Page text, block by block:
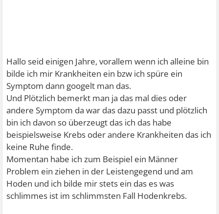
Hallo seid einigen Jahre, vorallem wenn ich alleine bin
bilde ich mir Krankheiten ein bzw ich spüre ein
Symptom dann googelt man das.
Und Plötzlich bemerkt man ja das mal dies oder
andere Symptom da war das dazu passt und plötzlich
bin ich davon so überzeugt das ich das habe
beispielsweise Krebs oder andere Krankheiten das ich
keine Ruhe finde.
Momentan habe ich zum Beispiel ein Männer
Problem ein ziehen in der Leistengegend und am
Hoden und ich bilde mir stets ein das es was
schlimmes ist im schlimmsten Fall Hodenkrebs.